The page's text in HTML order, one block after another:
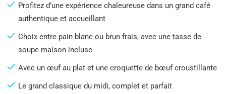
Profitez d’une expérience chaleureuse dans un grand café
authentique et accueillant
Choix entre pain blanc ou brun frais, avec une tasse de
soupe maison incluse
Avec un œuf au plat et une croquette de bœuf croustillante
Le grand classique du midi, complet et parfait